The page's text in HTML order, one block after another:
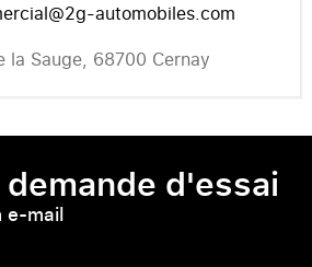
automobiles.com
la Sauge, 68700 Cernay
demande d'essai
e-mail